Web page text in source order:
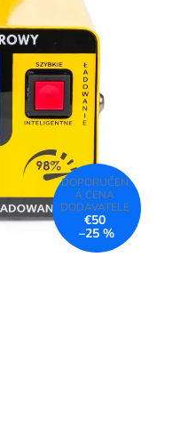
€50
–25 %